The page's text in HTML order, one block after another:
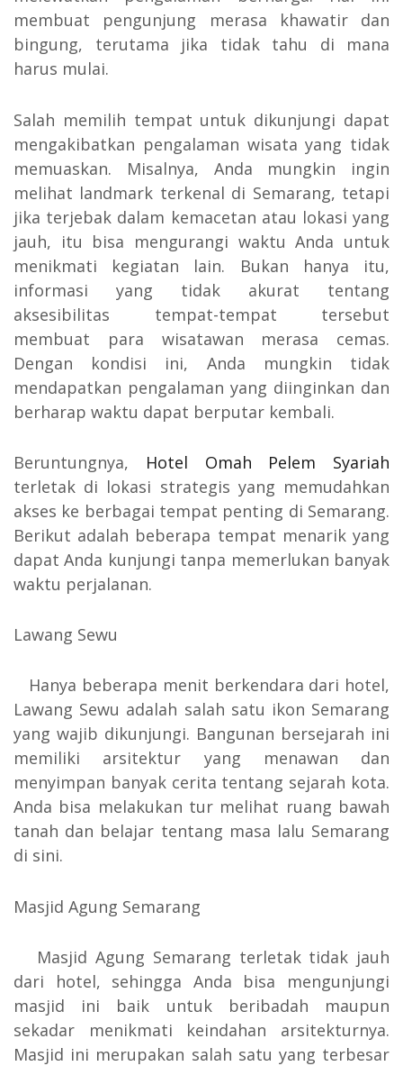
membuat pengunjung merasa khawatir dan
bingung, terutama jika tidak tahu di mana
harus mulai.
Salah memilih tempat untuk dikunjungi dapat
mengakibatkan pengalaman wisata yang tidak
memuaskan. Misalnya, Anda mungkin ingin
melihat landmark terkenal di Semarang, tetapi
jika terjebak dalam kemacetan atau lokasi yang
jauh, itu bisa mengurangi waktu Anda untuk
menikmati kegiatan lain. Bukan hanya itu,
informasi yang tidak akurat tentang
aksesibilitas tempat-tempat tersebut
membuat para wisatawan merasa cemas.
Dengan kondisi ini, Anda mungkin tidak
mendapatkan pengalaman yang diinginkan dan
berharap waktu dapat berputar kembali.
Beruntungnya, Hotel Omah Pelem Syariah
terletak di lokasi strategis yang memudahkan
akses ke berbagai tempat penting di Semarang.
Berikut adalah beberapa tempat menarik yang
dapat Anda kunjungi tanpa memerlukan banyak
waktu perjalanan.
Lawang Sewu
Hanya beberapa menit berkendara dari hotel,
Lawang Sewu adalah salah satu ikon Semarang
yang wajib dikunjungi. Bangunan bersejarah ini
memiliki arsitektur yang menawan dan
menyimpan banyak cerita tentang sejarah kota.
Anda bisa melakukan tur melihat ruang bawah
tanah dan belajar tentang masa lalu Semarang
di sini.
Masjid Agung Semarang
Masjid Agung Semarang terletak tidak jauh
dari hotel, sehingga Anda bisa mengunjungi
masjid ini baik untuk beribadah maupun
sekadar menikmati keindahan arsitekturnya.
Masjid ini merupakan salah satu yang terbesar